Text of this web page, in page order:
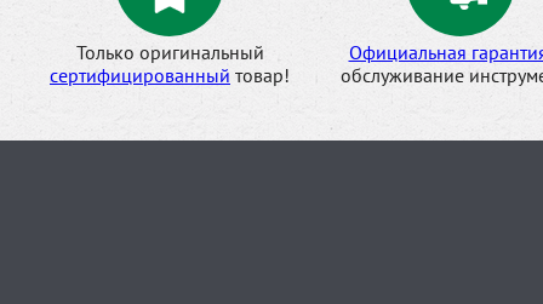
Только оригинальный
сертифицированный товар!
Официальная
обслуживание